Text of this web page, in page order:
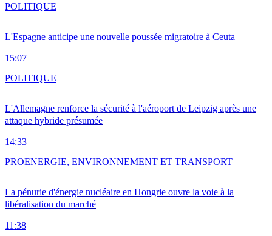
L'Espagne anticipe une nouvelle poussée migratoire à Ceuta
15:07
POLITIQUE
L'Allemagne renforce la sécurité à l'aéroport de Leipzig après une
attaque hybride présumée
14:33
POLITIQUE
La pénurie d'énergie nucléaire en Hongrie ouvre la voie à la
libéralisation du marché
11:38
PROENERGIE, ENVIRONNEMENT ET TRANSPORT